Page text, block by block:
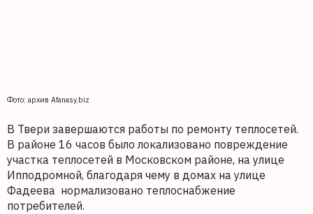
Фото: архив Afanasy.biz
В Твери завершаются работы по ремонту теплосетей.
В районе 16 часов было локализовано повреждение
участка теплосетей в Московском районе, на улице
Ипподромной, благодаря чему в домах на улице
Фадеева нормализовано теплоснабжение
потребителей.